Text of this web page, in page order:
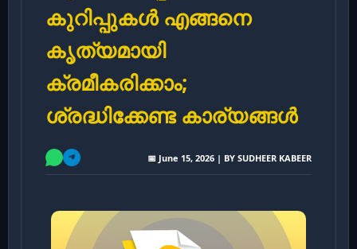
കുറിപ്പുകൾ എങ്ങനെ
കൃത്യമായി
ക്രമീകരിക്കാം;
ശ്രദ്ധിക്കേണ്ട കാര്യങ്ങൾ
📅 June 15, 2026 | BY SUDHEER KABEER